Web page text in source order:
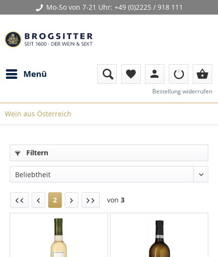
Mo-So von 7-21 Uhr: +49 (0)2225 / 918 111
Menü favorite person shopping_basket
Bestellung widerrufen
Wein aus Österreich
Filtern
2 von 3